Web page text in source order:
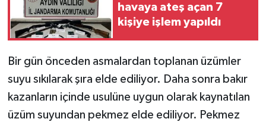
havaya ateş açan 7
kişiye işlem yapıldı
Bir gün önceden asmalardan toplanan üzümler
suyu sıkılarak şıra elde ediliyor. Daha sonra bakır
kazanların içinde usulüne uygun olarak kaynatılan
üzüm suyundan pekmez elde ediliyor. Pekmez